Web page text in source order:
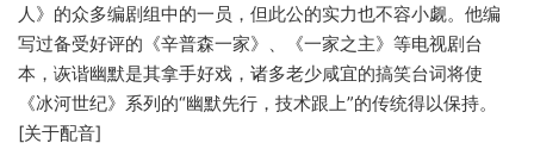
人》的众多编剧组中的一员，但此公的实力也不容小觑。他编
写过备受好评的《辛普森一家》、《一家之主》等电视剧台
本，诙谐幽默是其拿手好戏，诸多老少咸宜的搞笑台词将使
《冰河世纪》系列的“幽默先行，技术跟上”的传统得以保持。
[关于配音]